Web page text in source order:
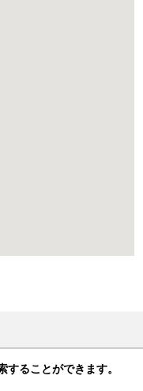
ることができます。